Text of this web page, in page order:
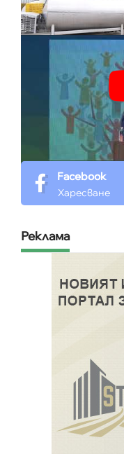
Facebook
Харесване
Реклама